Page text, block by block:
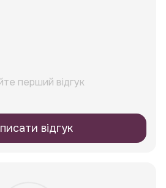
перший відгук
відгук